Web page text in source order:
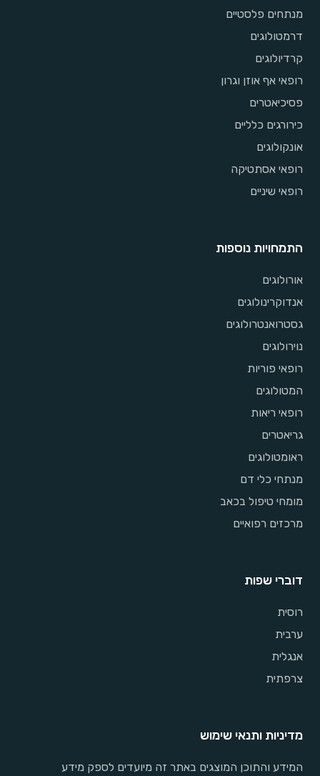
מנתחים פלסטיים
דרמטולוגים
קרדיולוגים
רופאי אף אוזן וגרון
פסיכיאטרים
כירורגים כלליים
אונקולוגים
רופאי אסתטיקה
רופאי שיניים
התמחויות נוספות
אורולוגים
אנדוקרינולוגים
גסטרואנטרולוגים
נוירולוגים
רופאי פוריות
המטולוגים
רופאי ריאות
גריאטרים
ראומטולוגים
מנתחי כלי דם
מומחי טיפול בכאב
מרכזים רפואיים
דוברי שפות
רוסית
ערבית
אנגלית
צרפתית
מדיניות ותנאי שימוש
המידע והתוכן המוצגים באתר זה מיועדים לספק מידע